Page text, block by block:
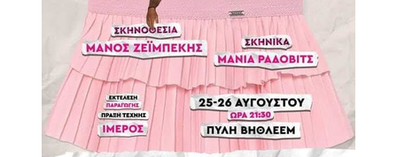
ΑΝΘΕΚΤΙΚΗ